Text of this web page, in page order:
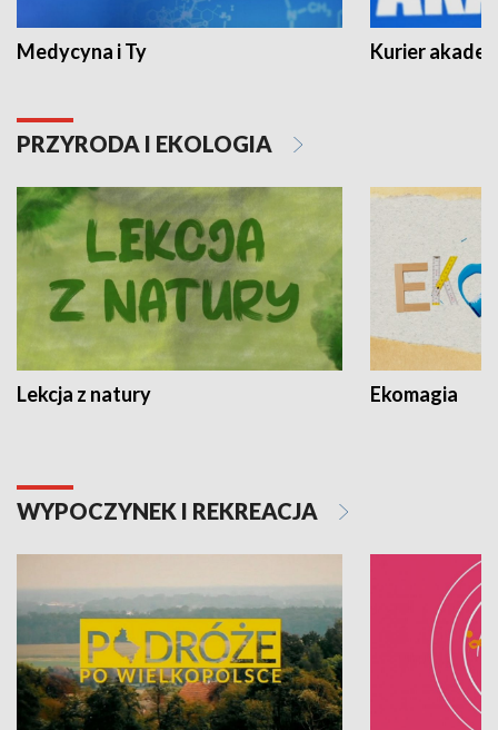
Medycyna i Ty Kurier
PRZYRODA I EKOLOGIA
Lekcja z natury Ekomagia
WYPOCZYNEK I REKREACJA